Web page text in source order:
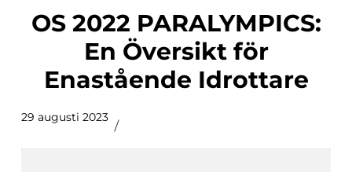
OS 2022 PARALYMPICS:
En Översikt för
Enastående Idrottare
29 augusti 2023